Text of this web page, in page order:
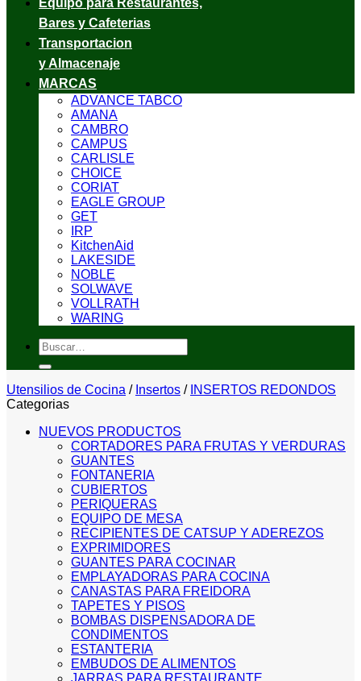
Equipo para Restaurantes,
Bares y Cafeterias
Transportacion
y Almacenaje
MARCAS
ADVANCE TABCO
AMANA
CAMBRO
CAMPUS
CARLISLE
CHOICE
CORIAT
EAGLE GROUP
GET
IRP
KitchenAid
LAKESIDE
NOBLE
SOLWAVE
VOLLRATH
WARING
Buscar
por:
Utensilios de Cocina / Insertos / INSERTOS REDONDOS
Categorias
NUEVOS PRODUCTOS
CORTADORES PARA FRUTAS Y VERDURAS
GUANTES
FONTANERIA
CUBIERTOS
PERIQUERAS
EQUIPO DE MESA
RECIPIENTES DE CATSUP Y ADEREZOS
EXPRIMIDORES
GUANTES PARA COCINAR
EMPLAYADORAS PARA COCINA
CANASTAS PARA FREIDORA
TAPETES Y PISOS
BOMBAS DISPENSADORA DE
CONDIMENTOS
ESTANTERIA
EMBUDOS DE ALIMENTOS
JARRAS PARA RESTAURANTE